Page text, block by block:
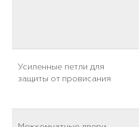
Усиленные петли для
защиты от провисания